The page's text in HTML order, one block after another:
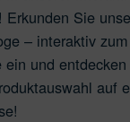
Erkunden Sie
– interaktiv
ein und
auf